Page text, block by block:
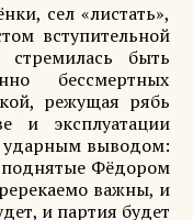
сел «листать»,
вступительной
стремилась быть
бессмертных
режущая рябь
и эксплуатации
ударным выводом:
поднятые Фёдором
важны, и
и партия будет